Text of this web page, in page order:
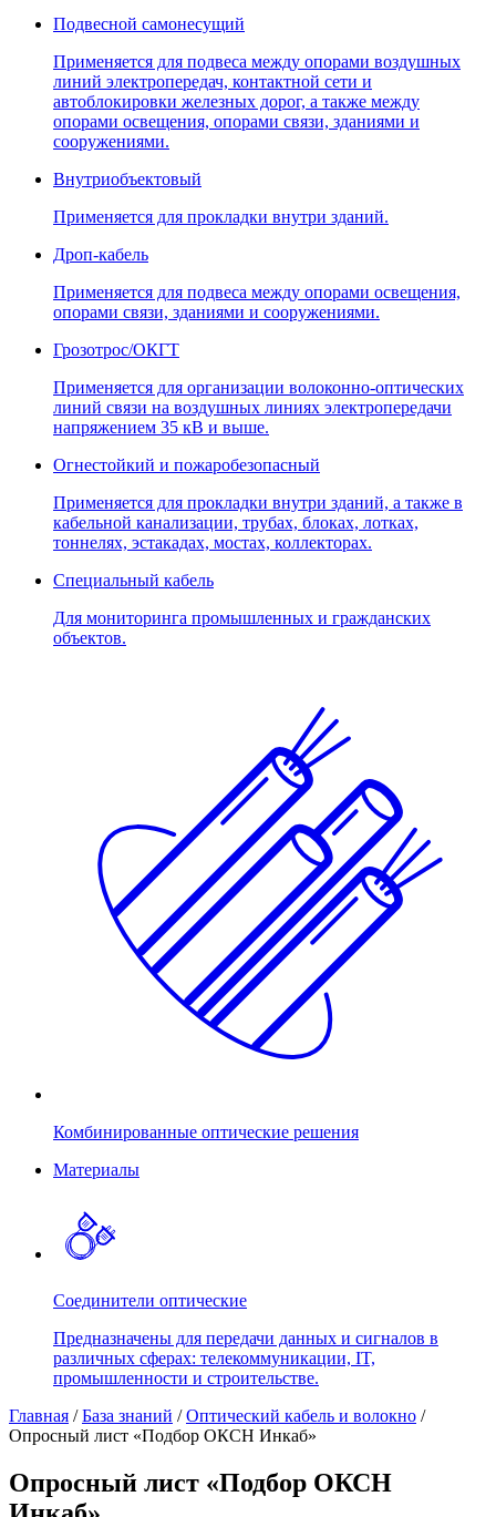
Подвесной самонесущий
Применяется для подвеса между опорами воздушных
линий электропередач, контактной сети и
автоблокировки железных дорог, а также между
опорами освещения, опорами связи, зданиями и
сооружениями.
Внутриобъектовый
Применяется для прокладки внутри зданий.
Дроп-кабель
Применяется для подвеса между опорами освещения,
опорами связи, зданиями и сооружениями.
Грозотрос/ОКГТ
Применяется для организации волоконно-оптических
линий связи на воздушных линиях электропередачи
напряжением 35 кВ и выше.
Огнестойкий и пожаробезопасный
Применяется для прокладки внутри зданий, а также в
кабельной канализации, трубах, блоках, лотках,
тоннелях, эстакадах, мостах, коллекторах.
Специальный кабель
Для мониторинга промышленных и гражданских
объектов.
Комбинированные оптические решения
Материалы
Соединители оптические
Предназначены для передачи данных и сигналов в
различных сферах: телекоммуникации, IT,
промышленности и строительстве.
Главная / База знаний / Оптический кабель и волокно /
Опросный лист «Подбор ОКСН Инкаб»
Опросный лист «Подбор ОКСН